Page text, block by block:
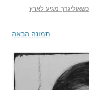
כשאוליגרך מגיע לארץ
תמונה הבאה